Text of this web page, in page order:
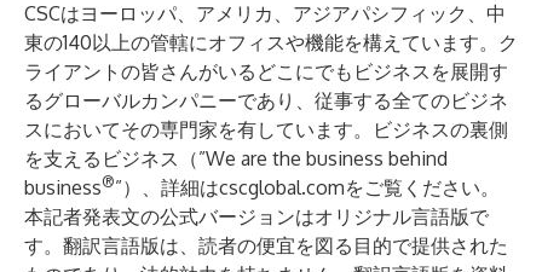
CSCはヨーロッパ、アメリカ、アジアパシフィック、中
東の140以上の管轄にオフィスや機能を構えています。ク
ライアントの皆さんがいるどこにでもビジネスを展開す
るグローバルカンパニーであり、従事する全てのビジネ
スにおいてその専門家を有しています。ビジネスの裏側
を支えるビジネス（”We are the business behind
business®”）、詳細はcscglobal.comをご覧ください。
本記者発表文の公式バージョンはオリジナル言語版で
す。翻訳言語版は、読者の便宜を図る目的で提供された